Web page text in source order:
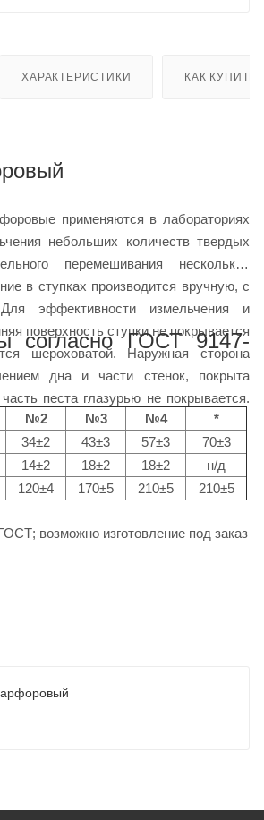
ХАРАКТЕРИСТИКИ КАК КУПИТЬ
применяются в лабораториях
небольших количеств твердых
перемешивания нескольких
в ступках производится вручную, с
эффективности измельчения и
поверхность ступки не покрывается
шероховатой. Наружная сторона
дна и части стенок, покрыта
песта глазурью не покрывается.
согласно ГОСТ 9147-
№2 №3 №4
*
34±2 43±3 57±3
70±3
14±2 18±2 18±2
н/д
120±4 170±5 210±5 210±5
возможно изготовление под заказ